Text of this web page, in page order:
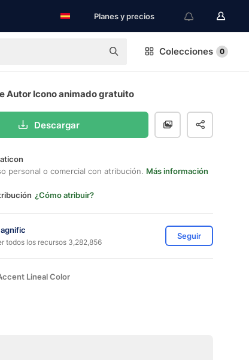
Planes y precios
Colecciones 0
Autor Icono animado gratuito
Descargar
personal o comercial con atribución. Más información
¿Cómo atribuir?
todos los recursos 3,282,856
Seguir
Lineal Color